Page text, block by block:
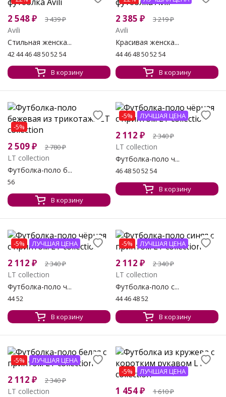
2 548₽ 3 439₽
Avili
Стильная женска...
42 44 46 48 50 52 54
В корзину
2 385 ₽ 3 219₽
Avili
Красивая женска...
44 46 48 50 52 54
В корзину
-5%
2 509₽ 2 780₽
LT collection
Футболка-поло б...
56
В корзину
-5% ЛУЧШАЯ ЦЕНА
2 112 ₽ 2 340₽
LT collection
Футболка-поло ч...
46 48 50 52 54
В корзину
-5% ЛУЧШАЯ ЦЕНА
2 112 ₽ 2 340₽
LT collection
Футболка-поло ч...
44 52
В корзину
-5% ЛУЧШАЯ ЦЕНА
2 112 ₽ 2 340₽
LT collection
Футболка-поло с...
44 46 48 52
В корзину
-5% ЛУЧШАЯ ЦЕНА
2 112 ₽ 2 340₽
LT collection
-5% ЛУЧШАЯ ЦЕНА
1 454₽ 1 610₽